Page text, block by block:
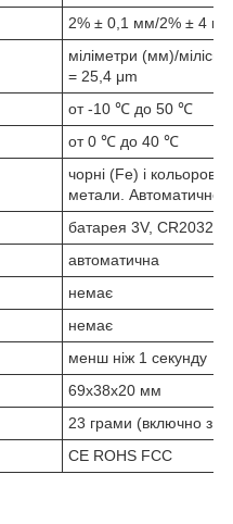
2% ± 0,1 мм/2% ± 4 mil
міліметри (мм)/
= 25,4 μm
от -10 ℃ до 50 ℃
от 0 ℃ до 40 ℃
чорні (Fe) і кольорові
метали. Автоматичне
батарея 3V, CR2032
автоматична
немає
немає
менш ніж 1 секунду
69х38х20 мм
23 грами (включно з
CE ROHS FCC